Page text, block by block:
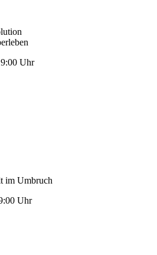
Uhr
im Umbruch
Uhr